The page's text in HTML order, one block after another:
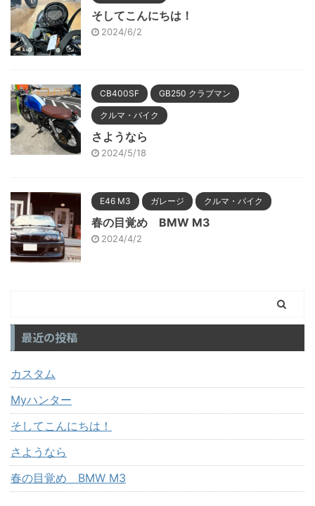
そしてこんにちは！
2024/6/2
CB400SF GB250 クラブマン
クルマ・バイク
さようなら
2024/5/18
E46 M3 ガレージ クルマ・バイク
春の目覚め BMW M3
2024/4/2
最近の投稿
カスタム
Myハンター
そしてこんにちは！
さようなら
春の目覚め BMW M3